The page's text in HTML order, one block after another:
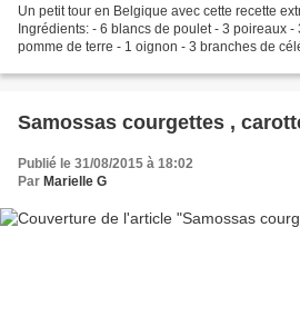
Un petit tour en Belgique avec cette recette
Ingrédients: - 6 blancs de poulet - 3 poireaux -
pomme de terre - 1 oignon - 3 branches de
Samossas courgettes ,
Publié le 31/08/2015 à 18:02
Par Marielle G